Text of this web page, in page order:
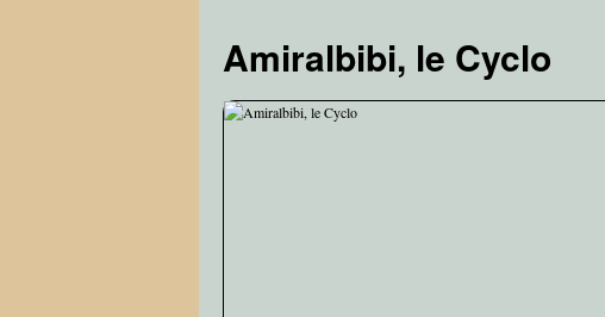
contenu
Amiralbibi, le Cyclo